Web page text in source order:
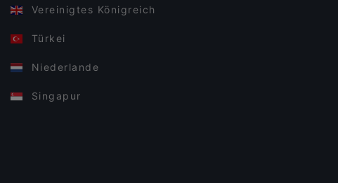
Vereinigtes Königreich
Türkei
Niederlande
Singapur